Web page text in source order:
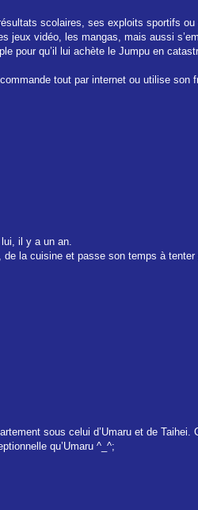
scolaires, ses exploits sportifs
jeux vidéo, les mangas, mais aussi
pour qu’il lui achète le Jumpu en
tout par internet ou utilise son
il y a un an.
la cuisine et passe son temps à
sous celui d’Umaru et de Taihei.
qu’Umaru ^_^;